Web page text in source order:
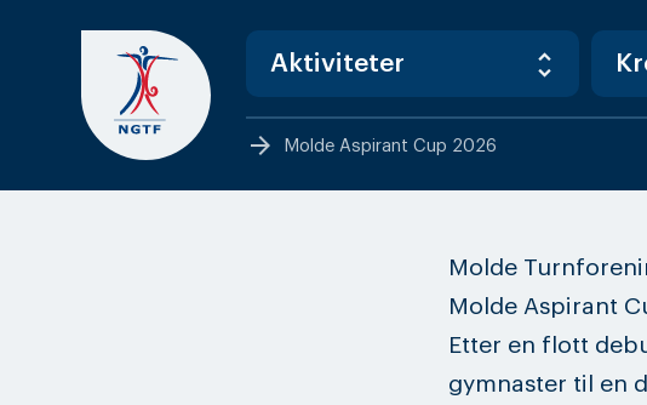
content
arrow_forward Molde Aspirant Cup 2026
Molde
Molde Aspirant
Etter en flott
gymnaster til en